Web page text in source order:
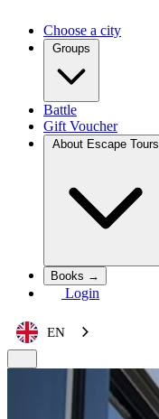
Choose a city
Groups
Battle
Gift Voucher
About Escape Tours
Books →
Login
EN